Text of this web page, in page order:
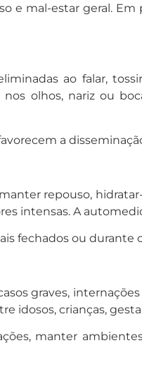
e mal-estar geral.
ao falar,
olhos, nariz ou
a
repouso,
intensas. A
fechados ou durante
graves,
idosos, crianças,
manter